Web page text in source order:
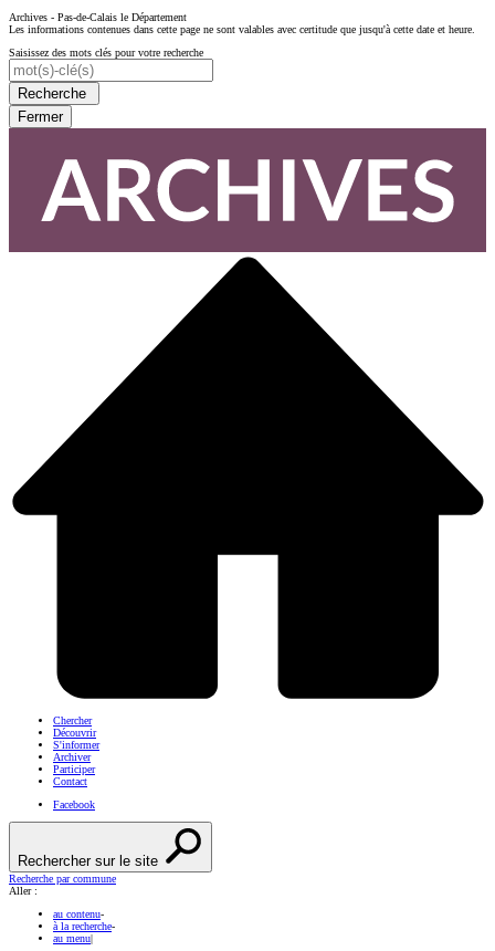
Archives - Pas-de-Calais le Département
Les informations contenues dans cette page ne sont valables avec certitude que jusqu'à cette date et heure.
Saisissez des mots clés pour votre recherche
Recherche
Fermer
Chercher
Découvrir
S'informer
Archiver
Participer
Contact
Facebook
Rechercher sur le site
Recherche par commune
Aller :
au contenu-
à la recherche-
au menu|